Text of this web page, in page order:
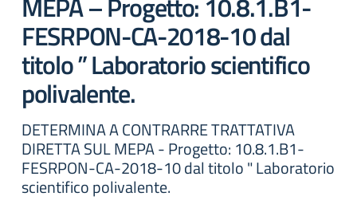
FESRPON-CA-2018-10 dal
titolo ” Laboratorio scientifico
polivalente.
DETERMINA A CONTRARRE TRATTATIVA
DIRETTA SUL MEPA - Progetto: 10.8.1.B1-
FESRPON-CA-2018-10 dal titolo " Laboratorio
scientifico polivalente.